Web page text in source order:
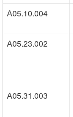
А05.10.004
А05.23.002
А05.31.003